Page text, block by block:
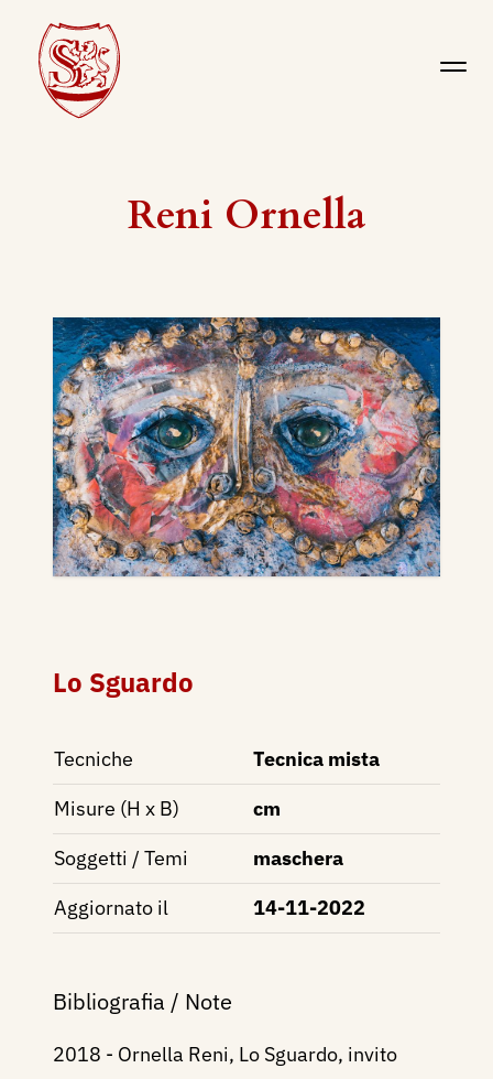
Reni Ornella
Lo Sguardo
Tecniche
Tecnica mista
Misure (H x B)
cm
Soggetti / Temi
maschera
Aggiornato il
14-11-2022
Bibliografia / Note
2018 - Ornella Reni, Lo Sguardo, invito